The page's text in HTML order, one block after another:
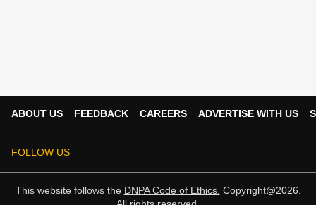
ABOUT US FEEDBACK CAREERS ADVERTISE WITH US
FOLLOW US
This website follows the DNPA Code of Ethics. Copyright@2026.